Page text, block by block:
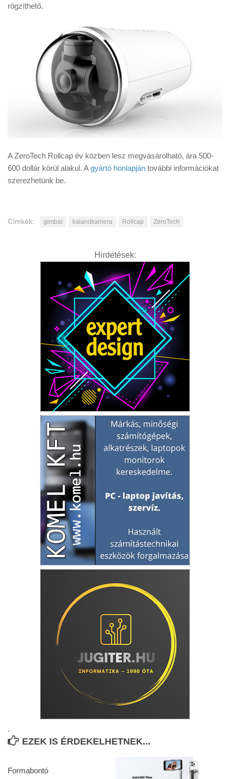
rögzíthető.
A ZeroTech Rollcap év közben lesz megvásárolható, ára 500-
600 dollár körül alakul. Agyártó honlapján további információkat
szerezhetünk be.
Címkék: gimbal kalandkamera Rollcap ZeroTech
Hirdetések:
.
EZEK IS ÉRDEKELHETNEK...
Formabontó